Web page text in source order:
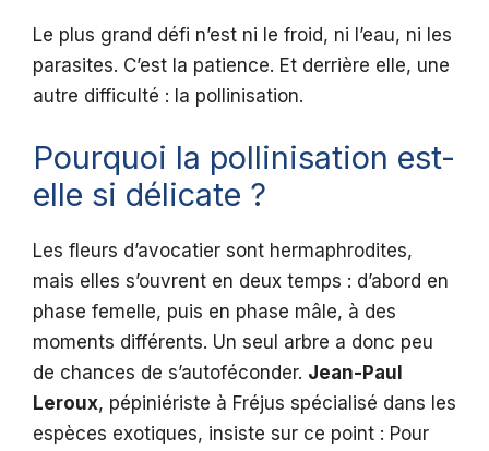
Le plus grand défi n’est ni le froid, ni l’eau, ni les
parasites. C’est la patience. Et derrière elle, une
autre difficulté : la pollinisation.
Pourquoi la pollinisation est-
elle si délicate ?
Les fleurs d’avocatier sont hermaphrodites,
mais elles s’ouvrent en deux temps : d’abord en
phase femelle, puis en phase mâle, à des
moments différents. Un seul arbre a donc peu
de chances de s’autoféconder. Jean-Paul
Leroux, pépiniériste à Fréjus spécialisé dans les
espèces exotiques, insiste sur ce point : Pour